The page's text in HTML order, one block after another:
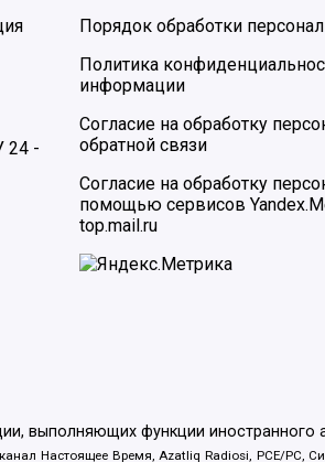
24 -
Порядок обработки
Политика
информации
Согласие на обработку
обратной связи
Согласие на обработку
помощью сервисов
top.mail.ru
выполняющих функции иностранного
Настоящее Время, Azatliq Radiosi, PCE/PC,